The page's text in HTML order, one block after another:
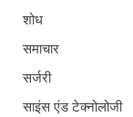
शोध
समाचार
सर्जरी
साइंस एंड टेक्नोलोजी